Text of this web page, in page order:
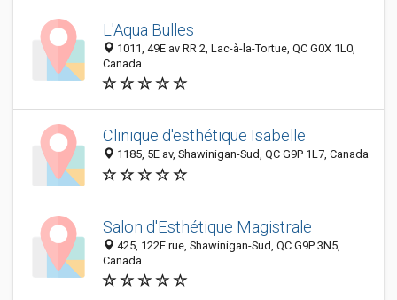
L'Aqua Bulles
1011, 49E av RR 2, Lac-à-la-Tortue, QC G0X 1L0,
Canada
Clinique d'esthétique Isabelle
1185, 5E av, Shawinigan-Sud, QC G9P 1L7, Canada
Salon d'Esthétique Magistrale
425, 122E rue, Shawinigan-Sud, QC G9P 3N5,
Canada